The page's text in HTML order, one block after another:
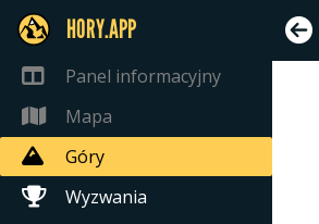
HORY.APP
Panel informacyjny
Mapa
Góry
Wyzwania